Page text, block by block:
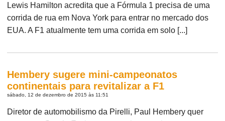
Lewis Hamilton acredita que a Fórmula 1 precisa de uma
corrida de rua em Nova York para entrar no mercado dos
EUA. A F1 atualmente tem uma corrida em solo [...]
Hembery sugere mini-campeonatos
continentais para revitalizar a F1
sábado, 12 de dezembro de 2015 às 11:51
Diretor de automobilismo da Pirelli, Paul Hembery quer